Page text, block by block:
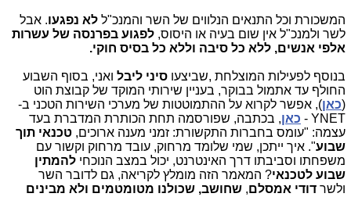
המשכורת וכל התנאים הנלווים של השר והמנכ"ל לא נפגעו. אבל
לשר ולמנכ"ל אין שום בעיה או היסוס, לפגוע בפרנסה של עשרות
אלפי אנשים, ללא כל סיבה וללא כל בסיס חוקי.
בנוסף לפעילות המוצלחת ,שביצעו סיני ליבל ואני, בסוף השבוע
החולף עד אתמול בבוקר, בעניין שירותי המוקד של קבוצת הוט
(כאן), אפשר לקרוא על ההתמוטטות של מערכי השירות הטכני ב-
YNET -
כאן, בכתבה, שפורסמה תחת הכותרת המדברת בעד
עצמה: "עומס בחברות התקשורת: זמני מענה ארוכים, טכנאי תוך
שבוע". איך ייתכן, שמי שלומד מרחוק, עובד מרחוק וקשור עם
משפחתו וסביבתו דרך האינטרנט, יכול במצב הנוכחי להמתין
שבוע לטכנאי? המאמר הזה מומלץ לקריאה, גם לדובר השר
ולשר דודי אמסלם, שחושב, שכולנו מטומטמים ולא מבינים